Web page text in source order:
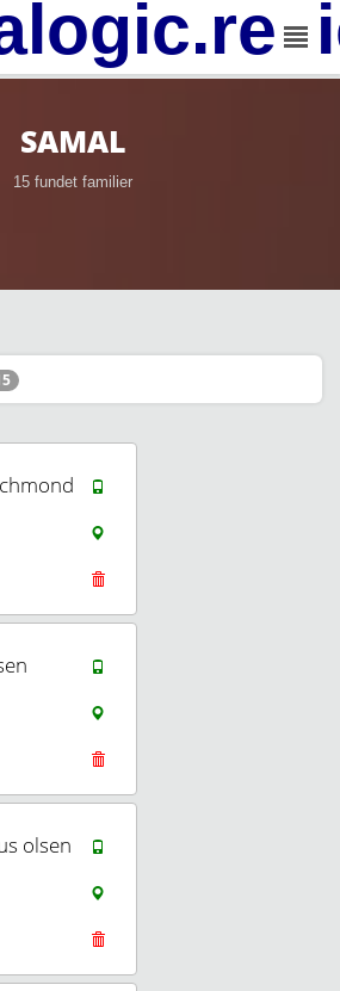
SAMAL
15 fundet familier
olsen